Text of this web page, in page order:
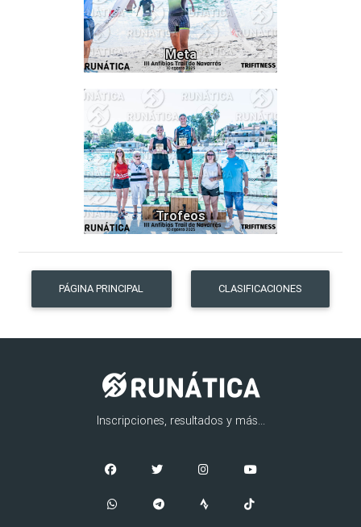
Meta
Trofeos
64
PÁGINA PRINCIPAL CLASIFICACIONES
Inscripciones, resultados y más...